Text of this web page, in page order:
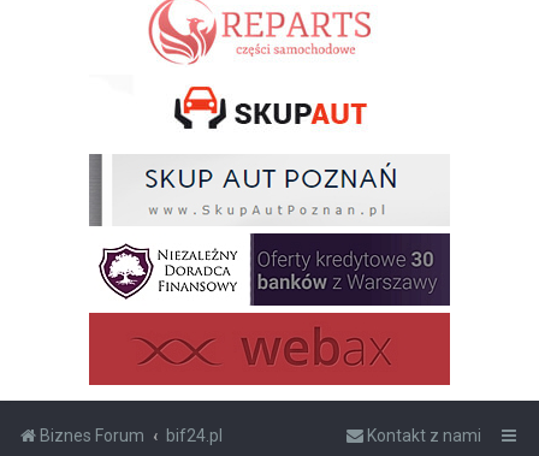
Biznes Forum bif24.pl Kontakt z nami